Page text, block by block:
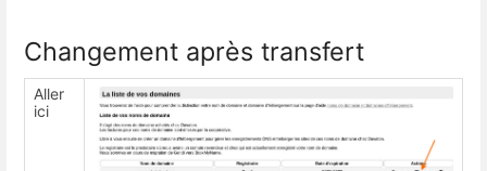
Changement après transfert
Aller
ici